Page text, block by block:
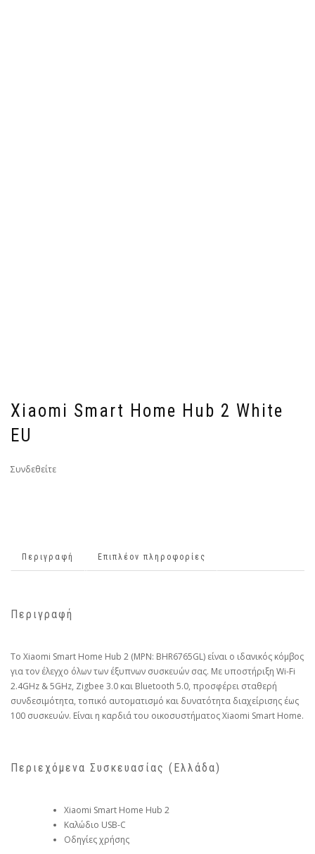
Xiaomi Smart Home Hub 2 White
EU
Συνδεθείτε
Περιγραφή Επιπλέον πληροφορίες
Περιγραφή
Το Xiaomi Smart Home Hub 2 (MPN: BHR6765GL) είναι ο ιδανικός κόμβος
για τον έλεγχο όλων των έξυπνων συσκευών σας. Με υποστήριξη Wi-Fi
2.4GHz & 5GHz, Zigbee 3.0 και Bluetooth 5.0, προσφέρει σταθερή
συνδεσιμότητα, τοπικό αυτοματισμό και δυνατότητα διαχείρισης έως
100 συσκευών. Είναι η καρδιά του οικοσυστήματος Xiaomi Smart Home.
Περιεχόμενα Συσκευασίας (Ελλάδα)
Xiaomi Smart Home Hub 2
Καλώδιο USB-C
Οδηγίες χρήσης